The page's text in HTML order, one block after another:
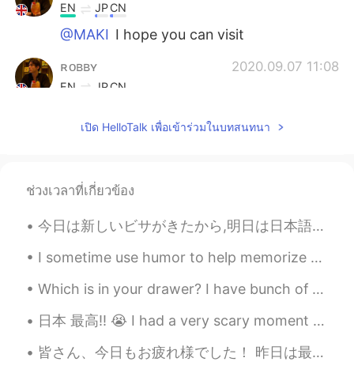
EN JPCN
@MAKI I hope you can visit
ʀᴏʙʙʏ 2020.09.07 11:08
EN JPCN
places I listed 👍
EN
the UK I know like Brixton and Chelsea
ʀᴏʙʙʏ 2020.09.07 10:56
KR EN
เปิด HelloTalk เพื่อเข้าร่วมในบทสนทนา
ช่วงเวลาที่เกี่ยวข้อง
今日は新しいビサがきたから,明日は日本語学校から卒業する。日本の社会人になった。😆 Today I got my new visa so Tomorrow I will graduate fr...
I sometime use humor to help memorize Japanese vocabulary words. This silly (よくないですよ😄) joke helpe...
Which is in your drawer? I have bunch of threek but not as many onek or zerok as I should. Time t...
日本 最高‼︎ 😭 I had a very scary moment tonight. I lost my wallet walking to get supplies for school...
皆さん、今日もお疲れ様でした！ 昨日は最高に楽しかった＾＾しまなみ海道渡ってうさぎ島まで行った！ウサギたちは可愛かったけと餌持ってなかったら完全に無視されるのは辛かった(笑) 知らなかったけどう...